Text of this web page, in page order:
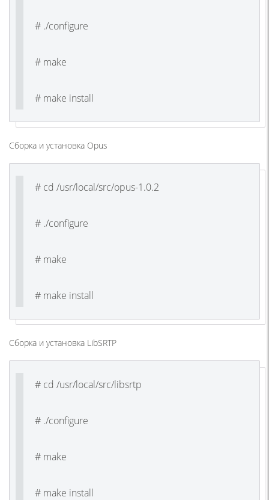
# ./configure
# make
# make install
Сборка и установка Opus
# cd /usr/local/src/opus-1.0.2
# ./configure
# make
# make install
Сборка и установка LibSRTP
# cd /usr/local/src/libsrtp
# ./configure
# make
# make install